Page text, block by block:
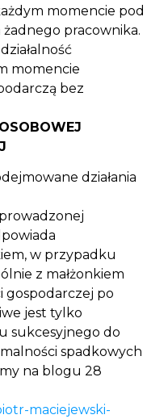
momencie pod
pracownika.
momencie
bez
działania
w przypadku
z małżonkiem
gospodarczej po
jest tylko
sukcesyjnego do
spadkowych
na blogu 28
maciejewski-